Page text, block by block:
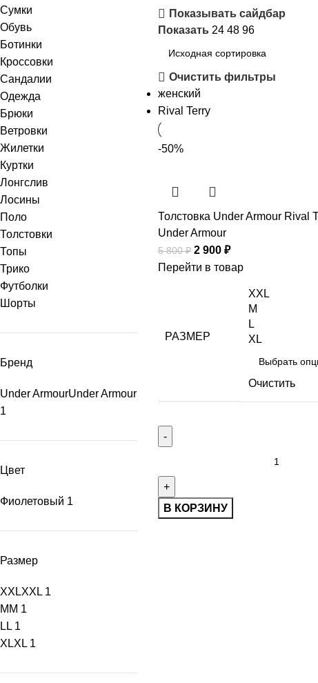
Сумки
Обувь
Ботинки
Кроссовки
Сандалии
Одежда
Брюки
Ветровки
Жилетки
Куртки
Лонгслив
Лосины
Поло
Толстовки
Топы
Трико
Футболки
Шорты
Бренд
Under ArmourUnder Armour
1
Цвет
Фиолетовый 1
Размер
XXLXXL 1
M M 1
L L 1
XLXL 1
Показывать сайдбар
Показать 24 48 96
Очистить фильтры
женский
Rival Terry
-50%
Толстовка Under Armour Rival
Under Armour
5 800₽ 2 900 ₽
Перейти в товар
РАЗМЕР
XXL
M
L
XL
Очистить
В КОРЗИНУ